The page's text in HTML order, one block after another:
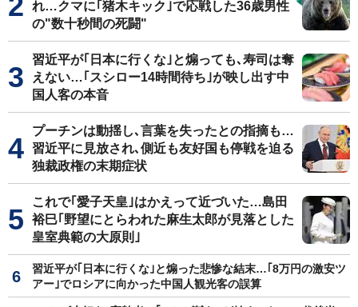
れ…クマに｢猪木キック｣で応戦した36歳男性
の"数十秒間の死闘"
習近平が｢日本に行くな｣と煽っても､寿司は奪
えない…｢スシロー14時間待ち｣が映し出す中
国人客の本音
プーチンは動揺し､言葉を失ったとの指摘も…
習近平に見放され､側近も友好国も停戦を迫る
独裁政権の末期症状
これで｢愛子天皇｣はかえって近づいた…島田
裕巳｢野望にとらわれた麻生太郎が見落とした
皇室典範の大原則｣
習近平が｢日本に行くな｣と煽った悲惨な結末…｢8万円の激安ツ
アー｣でロシアに向かった中国人観光客の誤算